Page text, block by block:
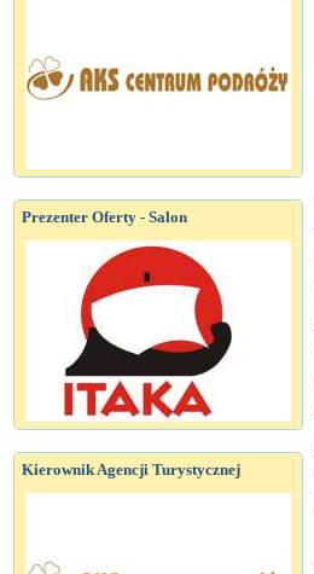
Prezenter Oferty - Salon
Kierownik Agencji Turystycznej